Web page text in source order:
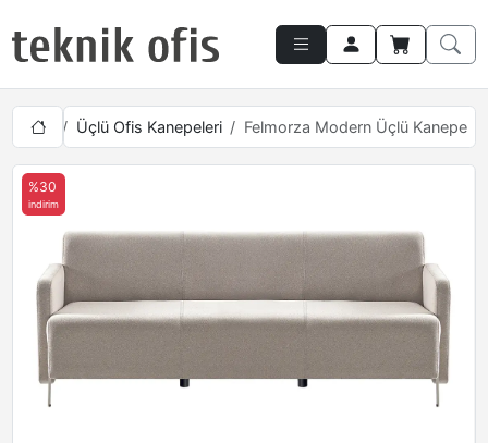
Üçlü Ofis Kanepeleri Felmorza Modern Üçlü Kanepe
%30
indirim